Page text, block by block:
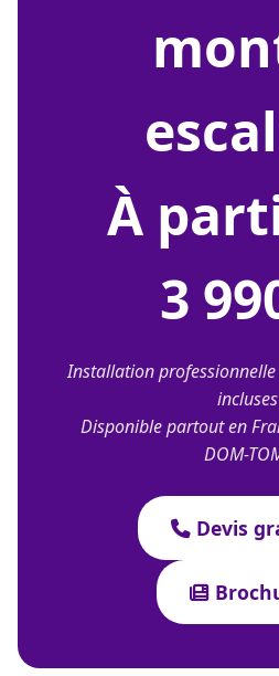
À
3
Installation
incluses
Disponible partout en
DOM-
Devis